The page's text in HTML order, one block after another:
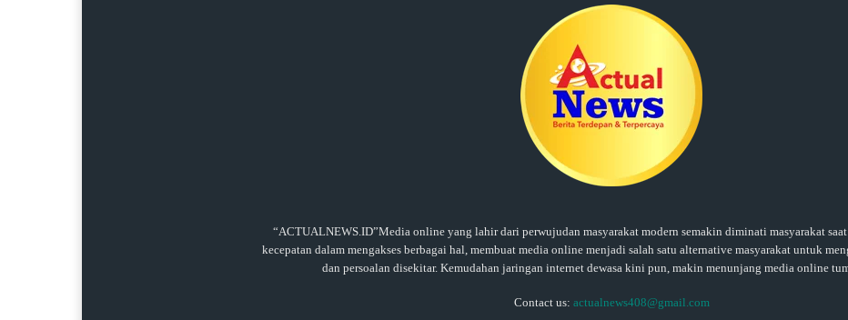
“ACTUALNEWS.ID”Media online yang lahir dari perwujudan masyarakat modern semakin diminati masyarakat
kecepatan dalam mengakses berbagai hal, membuat media online menjadi salah satu alternative masyarakat untuk
dan persoalan disekitar. Kemudahan jaringan internet dewasa kini pun, makin menunjang media online
Contact us: actualnews408@gmail.com